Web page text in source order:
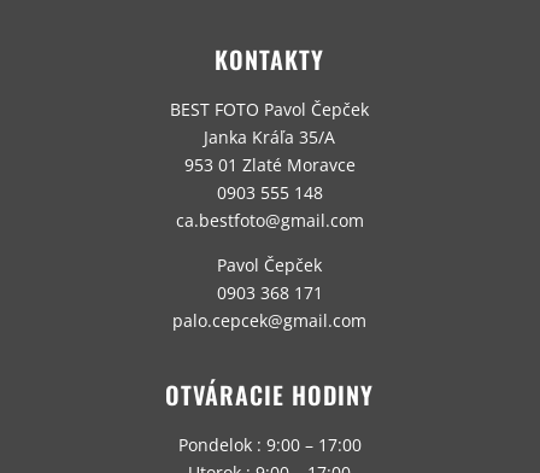
KONTAKTY
BEST FOTO Pavol Čepček
Janka Kráľa 35/A
953 01 Zlaté Moravce
0903 555 148
ca.bestfoto@gmail.com
Pavol Čepček
0903 368 171
palo.cepcek@gmail.com
OTVÁRACIE HODINY
Pondelok : 9:00 – 17:00